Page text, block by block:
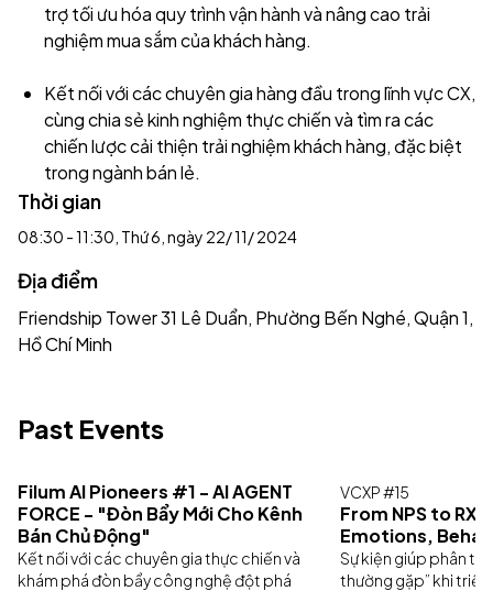
trợ tối ưu hóa quy trình vận hành và nâng cao trải
nghiệm mua sắm của khách hàng.
Kết nối với các chuyên gia hàng đầu trong lĩnh vực CX,
cùng chia sẻ kinh nghiệm thực chiến và tìm ra các
chiến lược cải thiện trải nghiệm khách hàng, đặc biệt
trong ngành bán lẻ.
Thời gian
08:30 - 11:30, Thứ 6, ngày 22/ 11/ 2024
Địa điểm
Friendship Tower 31 Lê Duẩn, Phường Bến Nghé, Quận 1,
Hồ Chí Minh
Past Events
Filum AI Pioneers #1 - AI AGENT
FORCE - "Đòn Bẩy Mới Cho Kênh
Bán Chủ Động"
Kết nối với các chuyên gia thực chiến và
khám phá đòn bẩy công nghệ đột phá
VCXP #15
From NPS to
Emotions,
Sự kiện giúp phân
thường gặp” khi triển